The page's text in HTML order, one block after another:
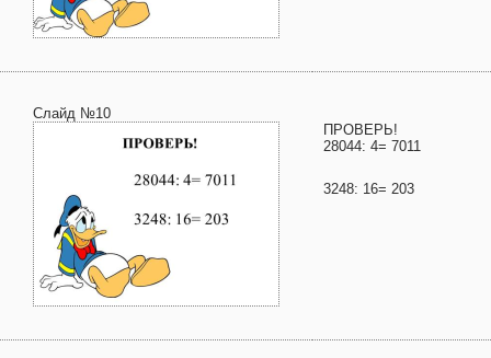
Слайд №10
ПРОВЕРЬ!
28044: 4= 7011
3248: 16= 203